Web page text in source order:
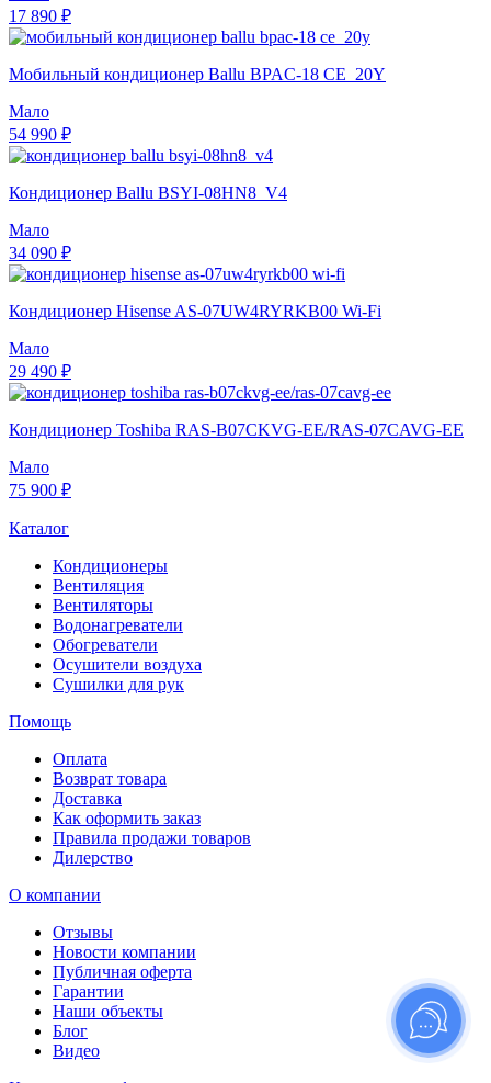
17 890 ₽
Мобильный кондиционер Ballu BPAC-18 CE_20Y
Мало
54 990 ₽
Кондиционер Ballu BSYI-08HN8_V4
Мало
34 090 ₽
Кондиционер Hisense AS-07UW4RYRKB00 Wi-Fi
Мало
29 490 ₽
Кондиционер Toshiba RAS-B07CKVG-EE/RAS-07CAVG-EE
Мало
75 900 ₽
Каталог
Кондиционеры
Вентиляция
Вентиляторы
Водонагреватели
Обогреватели
Осушители воздуха
Сушилки для рук
Помощь
Оплата
Возврат товара
Доставка
Как оформить заказ
Правила продажи товаров
Дилерство
О компании
Отзывы
Новости компании
Публичная оферта
Гарантии
Наши объекты
Блог
Видео